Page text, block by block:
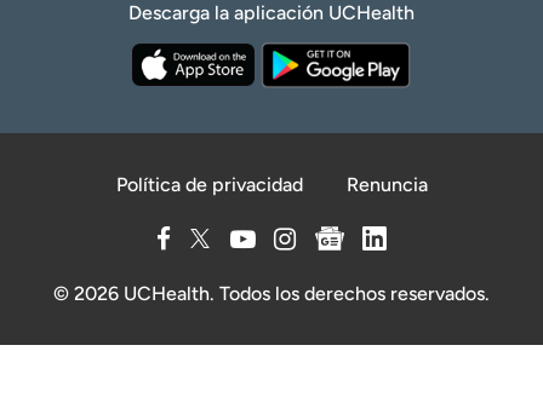
Descarga la aplicación UCHealth
Política de privacidad Renuncia
© 2026 UCHealth. Todos los derechos reservados.